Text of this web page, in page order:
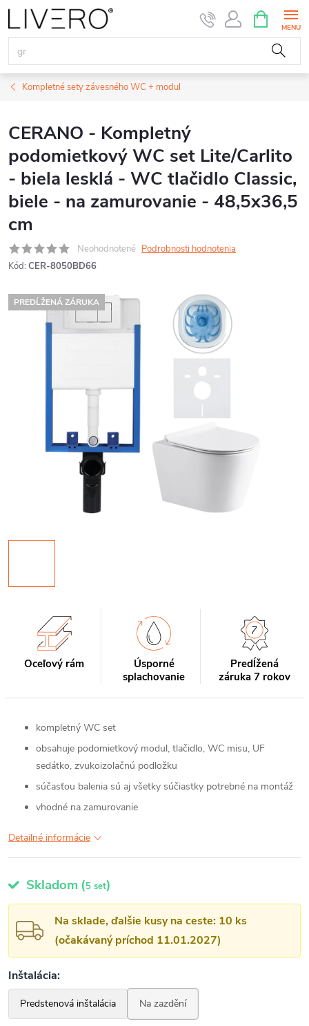
Prejsť
na
obsah
KOŠÍK
Kompletné sety závesného WC + modul
CERANO - Kompletný
podomietkový WC set Lite/Carlito
- biela lesklá - WC tlačidlo Classic,
biele - na zamurovanie - 48,5x36,5
cm
Neohodnotené Podrobnosti hodnotenia
Kód: CER-8050BD66
PREDĹŽENÁ ZÁRUKA
Oceľový rám
Úsporné
splachovanie
Predĺžená
záruka 7 rokov
kompletný WC set
obsahuje podomietkový modul, tlačidlo, WC misu, UF
sedátko, zvukoizolačnú podložku
súčasťou balenia sú aj všetky súčiastky potrebné na montáž
vhodné na zamurovanie
Detailné informácie
Skladom (5 set)
Na sklade, ďalšie kusy na ceste: 10 ks
(očakávaný príchod 11.01.2027)